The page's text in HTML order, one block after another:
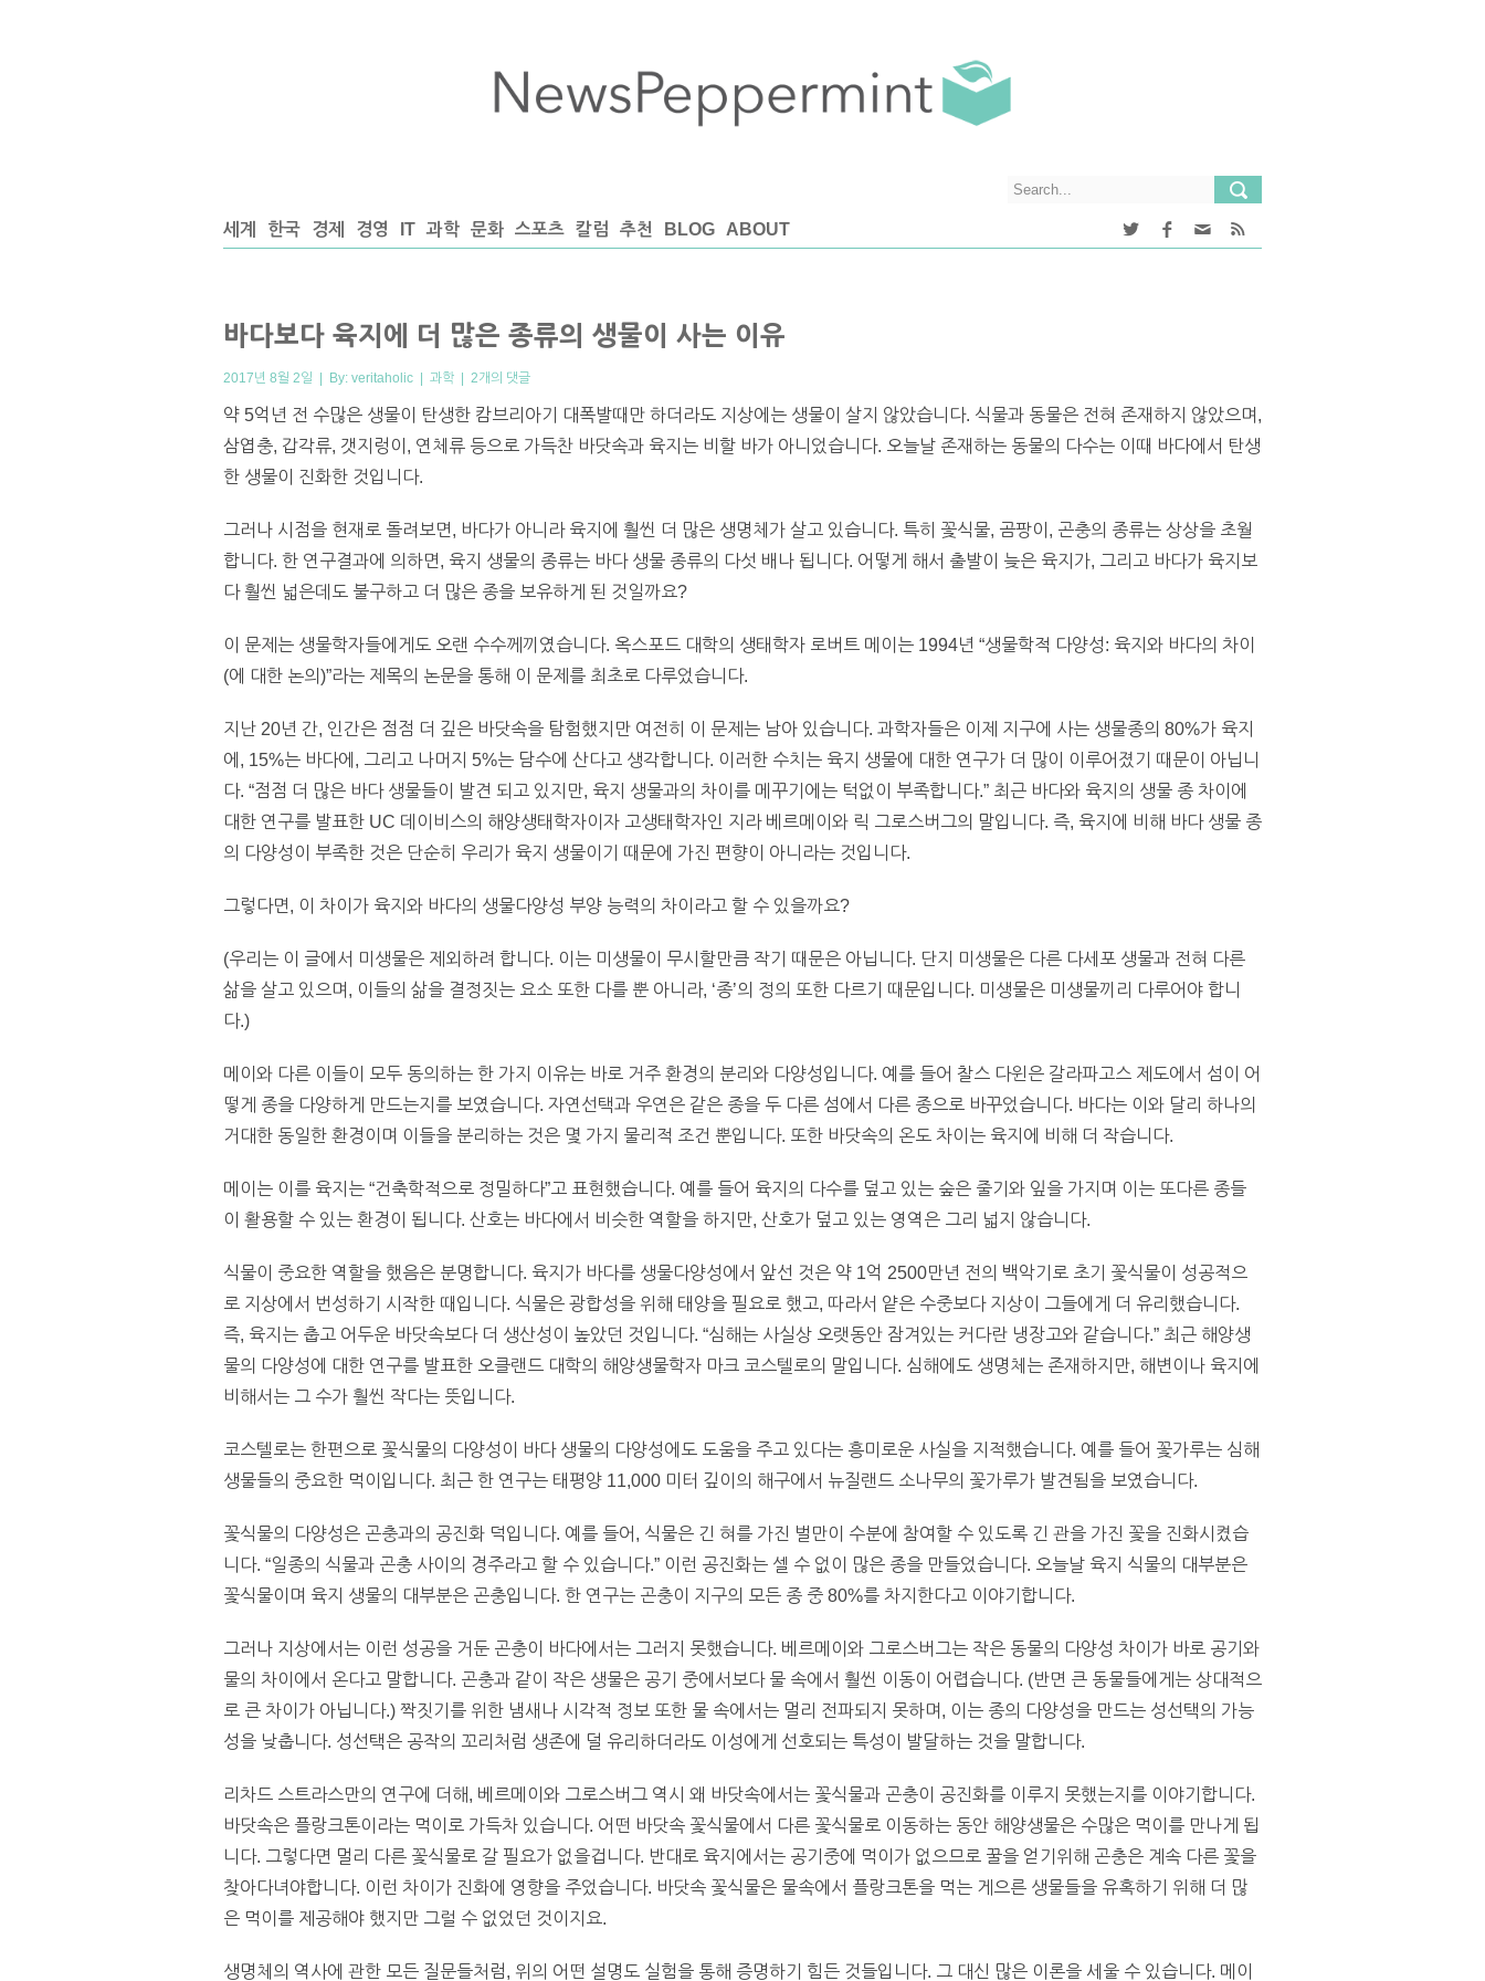
세계 한국 경제 경영 IT 과학 문화 스포츠 칼럼 추천 BLOG ABOUT
바다보다 육지에 더 많은 종류의 생물이 사는 이유
2017년 8월 2일 | By: veritaholic | 과학 | 2개의 댓글
약 5억년 전 수많은 생물이 탄생한 캄브리아기 대폭발때만 하더라도 지상에는 생물이 살지 않았습니다. 식물과 동물은 전혀 존재하지 않았으며,
삼엽충, 갑각류, 갯지렁이, 연체류 등으로 가득찬 바닷속과 육지는 비할 바가 아니었습니다. 오늘날 존재하는 동물의 다수는 이때 바다에서 탄생
한 생물이 진화한 것입니다.
그러나 시점을 현재로 돌려보면, 바다가 아니라 육지에 훨씬 더 많은 생명체가 살고 있습니다. 특히 꽃식물, 곰팡이, 곤충의 종류는 상상을 초월
합니다. 한 연구결과에 의하면, 육지 생물의 종류는 바다 생물 종류의 다섯 배나 됩니다. 어떻게 해서 출발이 늦은 육지가, 그리고 바다가 육지보
다 훨씬 넓은데도 불구하고 더 많은 종을 보유하게 된 것일까요?
이 문제는 생물학자들에게도 오랜 수수께끼였습니다. 옥스포드 대학의 생태학자 로버트 메이는 1994년 “생물학적 다양성: 육지와 바다의 차이
(에 대한 논의)”라는 제목의 논문을 통해 이 문제를 최초로 다루었습니다.
지난 20년 간, 인간은 점점 더 깊은 바닷속을 탐험했지만 여전히 이 문제는 남아 있습니다. 과학자들은 이제 지구에 사는 생물종의 80%가 육지
에, 15%는 바다에, 그리고 나머지 5%는 담수에 산다고 생각합니다. 이러한 수치는 육지 생물에 대한 연구가 더 많이 이루어졌기 때문이 아닙니
다. “점점 더 많은 바다 생물들이 발견 되고 있지만, 육지 생물과의 차이를 메꾸기에는 턱없이 부족합니다.” 최근 바다와 육지의 생물 종 차이에
대한 연구를 발표한 UC 데이비스의 해양생태학자이자 고생태학자인 지라 베르메이와 릭 그로스버그의 말입니다. 즉, 육지에 비해 바다 생물 종
의 다양성이 부족한 것은 단순히 우리가 육지 생물이기 때문에 가진 편향이 아니라는 것입니다.
그렇다면, 이 차이가 육지와 바다의 생물다양성 부양 능력의 차이라고 할 수 있을까요?
(우리는 이 글에서 미생물은 제외하려 합니다. 이는 미생물이 무시할만큼 작기 때문은 아닙니다. 단지 미생물은 다른 다세포 생물과 전혀 다른
삶을 살고 있으며, 이들의 삶을 결정짓는 요소 또한 다를 뿐 아니라, ‘종’의 정의 또한 다르기 때문입니다. 미생물은 미생물끼리 다루어야 합니
다.)
메이와 다른 이들이 모두 동의하는 한 가지 이유는 바로 거주 환경의 분리와 다양성입니다. 예를 들어 찰스 다윈은 갈라파고스 제도에서 섬이 어
떻게 종을 다양하게 만드는지를 보였습니다. 자연선택과 우연은 같은 종을 두 다른 섬에서 다른 종으로 바꾸었습니다. 바다는 이와 달리 하나의
거대한 동일한 환경이며 이들을 분리하는 것은 몇 가지 물리적 조건 뿐입니다. 또한 바닷속의 온도 차이는 육지에 비해 더 작습니다.
메이는 이를 육지는 “건축학적으로 정밀하다”고 표현했습니다. 예를 들어 육지의 다수를 덮고 있는 숲은 줄기와 잎을 가지며 이는 또다른 종들
이 활용할 수 있는 환경이 됩니다. 산호는 바다에서 비슷한 역할을 하지만, 산호가 덮고 있는 영역은 그리 넓지 않습니다.
식물이 중요한 역할을 했음은 분명합니다. 육지가 바다를 생물다양성에서 앞선 것은 약 1억 2500만년 전의 백악기로 초기 꽃식물이 성공적으
로 지상에서 번성하기 시작한 때입니다. 식물은 광합성을 위해 태양을 필요로 했고, 따라서 얕은 수중보다 지상이 그들에게 더 유리했습니다.
즉, 육지는 춥고 어두운 바닷속보다 더 생산성이 높았던 것입니다. “심해는 사실상 오랫동안 잠겨있는 커다란 냉장고와 같습니다.” 최근 해양생
물의 다양성에 대한 연구를 발표한 오클랜드 대학의 해양생물학자 마크 코스텔로의 말입니다. 심해에도 생명체는 존재하지만, 해변이나 육지에
비해서는 그 수가 훨씬 작다는 뜻입니다.
코스텔로는 한편으로 꽃식물의 다양성이 바다 생물의 다양성에도 도움을 주고 있다는 흥미로운 사실을 지적했습니다. 예를 들어 꽃가루는 심해
생물들의 중요한 먹이입니다. 최근 한 연구는 태평양 11,000 미터 깊이의 해구에서 뉴질랜드 소나무의 꽃가루가 발견됨을 보였습니다.
꽃식물의 다양성은 곤충과의 공진화 덕입니다. 예를 들어, 식물은 긴 혀를 가진 벌만이 수분에 참여할 수 있도록 긴 관을 가진 꽃을 진화시켰습
니다. “일종의 식물과 곤충 사이의 경주라고 할 수 있습니다.” 이런 공진화는 셀 수 없이 많은 종을 만들었습니다. 오늘날 육지 식물의 대부분은
꽃식물이며 육지 생물의 대부분은 곤충입니다. 한 연구는 곤충이 지구의 모든 종 중 80%를 차지한다고 이야기합니다.
그러나 지상에서는 이런 성공을 거둔 곤충이 바다에서는 그러지 못했습니다. 베르메이와 그로스버그는 작은 동물의 다양성 차이가 바로 공기와
물의 차이에서 온다고 말합니다. 곤충과 같이 작은 생물은 공기 중에서보다 물 속에서 훨씬 이동이 어렵습니다. (반면 큰 동물들에게는 상대적으
로 큰 차이가 아닙니다.) 짝짓기를 위한 냄새나 시각적 정보 또한 물 속에서는 멀리 전파되지 못하며, 이는 종의 다양성을 만드는 성선택의 가능
성을 낮춥니다. 성선택은 공작의 꼬리처럼 생존에 덜 유리하더라도 이성에게 선호되는 특성이 발달하는 것을 말합니다.
리차드 스트라스만의 연구에 더해, 베르메이와 그로스버그 역시 왜 바닷속에서는 꽃식물과 곤충이 공진화를 이루지 못했는지를 이야기합니다.
바닷속은 플랑크톤이라는 먹이로 가득차 있습니다. 어떤 바닷속 꽃식물에서 다른 꽃식물로 이동하는 동안 해양생물은 수많은 먹이를 만나게 됩
니다. 그렇다면 멀리 다른 꽃식물로 갈 필요가 없을겁니다. 반대로 육지에서는 공기중에 먹이가 없으므로 꿀을 얻기위해 곤충은 계속 다른 꽃을
찾아다녀야합니다. 이런 차이가 진화에 영향을 주었습니다. 바닷속 꽃식물은 물속에서 플랑크톤을 먹는 게으른 생물들을 유혹하기 위해 더 많
은 먹이를 제공해야 했지만 그럴 수 없었던 것이지요.
생명체의 역사에 관한 모든 질문들처럼, 위의 어떤 설명도 실험을 통해 증명하기 힘든 것들입니다. 그 대신 많은 이론을 세울 수 있습니다. 메이